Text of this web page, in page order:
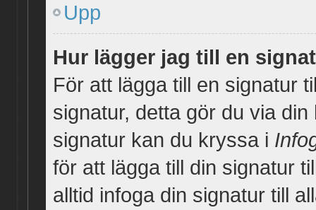
Upp
Hur lägger jag till en
För att lägga till en signatur
signatur, detta gör du via
signatur kan du kryssa i
för att lägga till din signatur
alltid infoga din signatur till